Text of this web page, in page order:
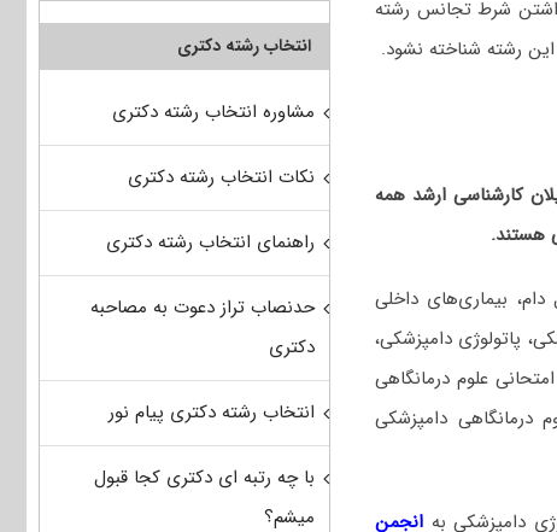
شرط تجانس رشته
رشته شناخته نشود.
کارشناسی ارشد همه
هستند.
دام، بیماری‌های داخلی
پاتولوژی دامپزشکی،
علوم درمانگاهی
درمانگاهی دامپزشکی
دامپزشکی بهانجمن
انتخاب رشته دکتری
مشاوره انتخاب رشته دکتری
نکات انتخاب رشته دکتری
راهنمای انتخاب رشته دکتری
حدنصاب تراز دعوت به مصاحبه
دکتری
انتخاب رشته دکتری پیام نور
با چه رتبه ای دکتری کجا قبول
میشم؟